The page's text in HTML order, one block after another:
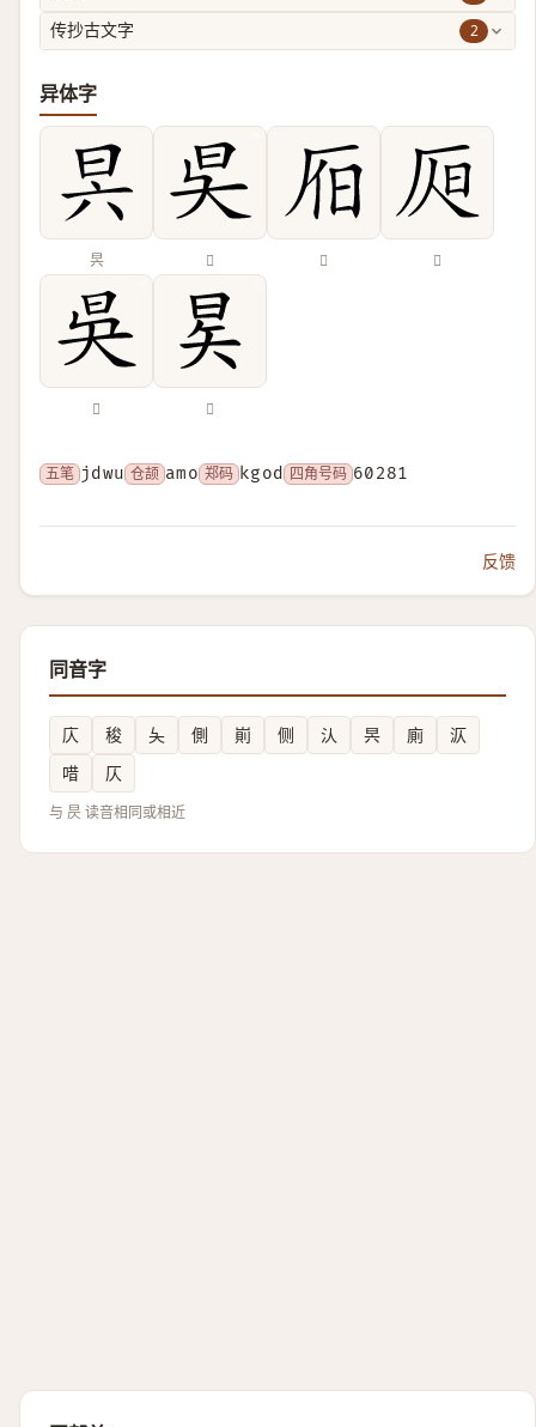
传抄古文字 2
异体字
昗 𣅔 𣅛 𣅦
𣅳 𪰖
五笔 jdwu 仓颉 amo 郑码 kgod 四角号码 60281
反馈
同音字
庂 稄 夨 側 崱 侧 汄 昗 廁
㳁
唶
仄
与 昃 读音相同或相近